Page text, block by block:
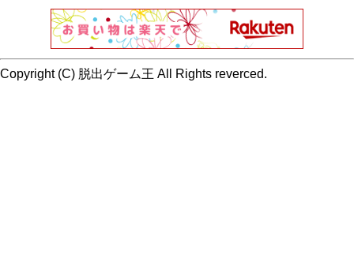
Copyright (C) 脱出ゲーム王 All Rights reverced.